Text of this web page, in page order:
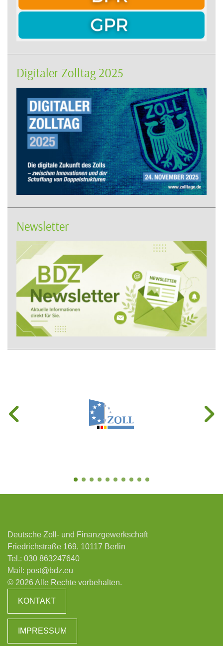
Digitaler Zolltag 2025
Newsletter
Deutsche Zoll- und Finanzgewerkschaft
Friedrichstraße 169, 10117 Berlin
Tel.: 030 863247640
Mail: post@bdz.eu
© 2026 Alle Rechte vorbehalten.
KONTAKT
IMPRESSUM